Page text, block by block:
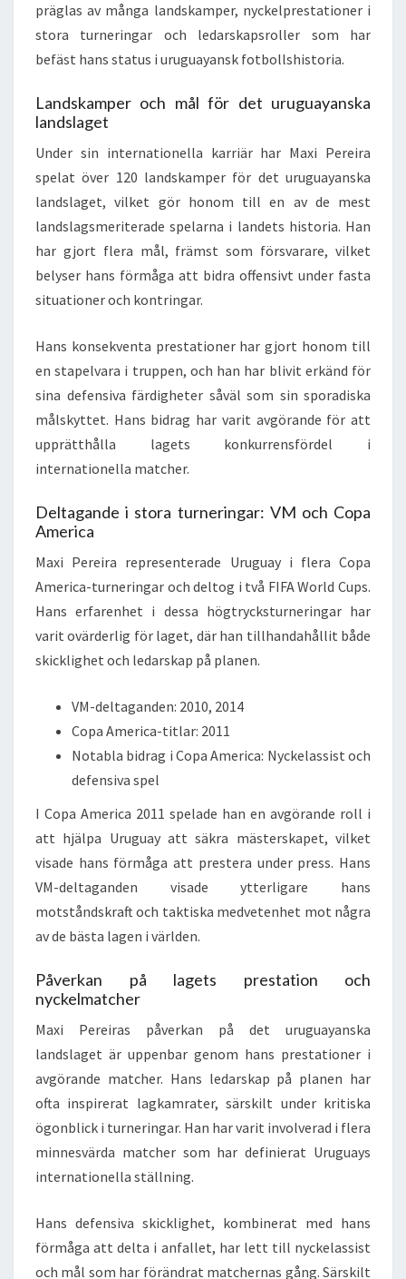
präglas av många landskamper, nyckelprestationer i
stora turneringar och ledarskapsroller som har
befäst hans status i uruguayansk fotbollshistoria.
Landskamper och mål för det uruguayanska
landslaget
Under sin internationella karriär har Maxi Pereira
spelat över 120 landskamper för det uruguayanska
landslaget, vilket gör honom till en av de mest
landslagsmeriterade spelarna i landets historia. Han
har gjort flera mål, främst som försvarare, vilket
belyser hans förmåga att bidra offensivt under fasta
situationer och kontringar.
Hans konsekventa prestationer har gjort honom till
en stapelvara i truppen, och han har blivit erkänd för
sina defensiva färdigheter såväl som sin sporadiska
målskyttet. Hans bidrag har varit avgörande för att
upprätthålla lagets konkurrensfördel i
internationella matcher.
Deltagande i stora turneringar: VM och Copa
America
Maxi Pereira representerade Uruguay i flera Copa
America-turneringar och deltog i två FIFA World Cups.
Hans erfarenhet i dessa högtrycksturneringar har
varit ovärderlig för laget, där han tillhandahållit både
skicklighet och ledarskap på planen.
VM-deltaganden: 2010, 2014
Copa America-titlar: 2011
Notabla bidrag i Copa America: Nyckelassist och
defensiva spel
I Copa America 2011 spelade han en avgörande roll i
att hjälpa Uruguay att säkra mästerskapet, vilket
visade hans förmåga att prestera under press. Hans
VM-deltaganden visade ytterligare hans
motståndskraft och taktiska medvetenhet mot några
av de bästa lagen i världen.
Påverkan på lagets prestation och
nyckelmatcher
Maxi Pereiras påverkan på det uruguayanska
landslaget är uppenbar genom hans prestationer i
avgörande matcher. Hans ledarskap på planen har
ofta inspirerat lagkamrater, särskilt under kritiska
ögonblick i turneringar. Han har varit involverad i flera
minnesvärda matcher som har definierat Uruguays
internationella ställning.
Hans defensiva skicklighet, kombinerat med hans
förmåga att delta i anfallet, har lett till nyckelassist
och mål som har förändrat matchernas gång. Särskilt